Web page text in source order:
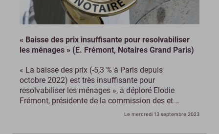
« Baisse des prix insuffisante pour resolvabiliser
les ménages » (E. Frémont, Notaires Grand Paris)
« La baisse des prix (-5,3 % à Paris depuis
octobre 2022) est très insuffisante pour
resolvabiliser les ménages », a déploré Elodie
Frémont, présidente de la commission des et...
Le mercredi 13 septembre 2023